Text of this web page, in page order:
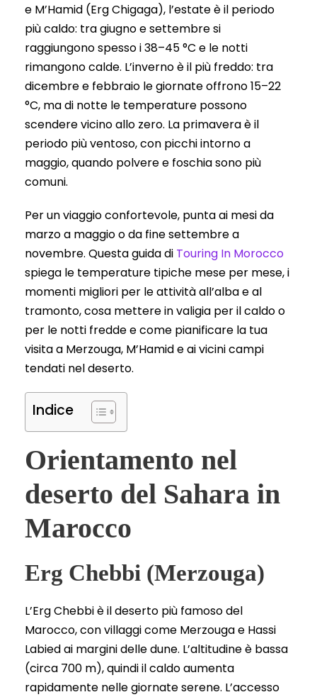
e M’Hamid (Erg Chigaga), l’estate è il periodo
più caldo: tra giugno e settembre si
raggiungono spesso i 38–45 °C e le notti
rimangono calde. L’inverno è il più freddo: tra
dicembre e febbraio le giornate offrono 15–22
°C, ma di notte le temperature possono
scendere vicino allo zero. La primavera è il
periodo più ventoso, con picchi intorno a
maggio, quando polvere e foschia sono più
comuni.
Per un viaggio confortevole, punta ai mesi da
marzo a maggio o da fine settembre a
novembre. Questa guida di Touring In Morocco
spiega le temperature tipiche mese per mese, i
momenti migliori per le attività all’alba e al
tramonto, cosa mettere in valigia per il caldo o
per le notti fredde e come pianificare la tua
visita a Merzouga, M’Hamid e ai vicini campi
tendati nel deserto.
Indice
Orientamento nel
deserto del Sahara in
Marocco
Erg Chebbi (Merzouga)
L’Erg Chebbi è il deserto più famoso del
Marocco, con villaggi come Merzouga e Hassi
Labied ai margini delle dune. L’altitudine è bassa
(circa 700 m), quindi il caldo aumenta
rapidamente nelle giornate serene. L’accesso